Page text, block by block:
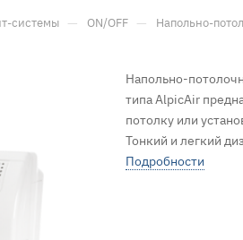
системы — ON/OFF — Напольно-
Напольно-
типа AlpicAir
потолку или
Тонкий и легкий
для ресторанов или
Подробности